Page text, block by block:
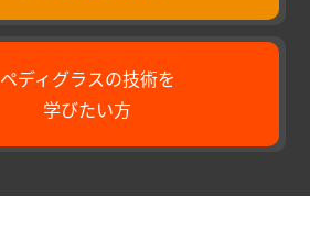
ペディグラスの技術を
学びたい方